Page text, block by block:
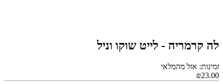
לה קרמריה - לייט שוקו וניל
זמינות: אזל מהמלאי
₪23.00